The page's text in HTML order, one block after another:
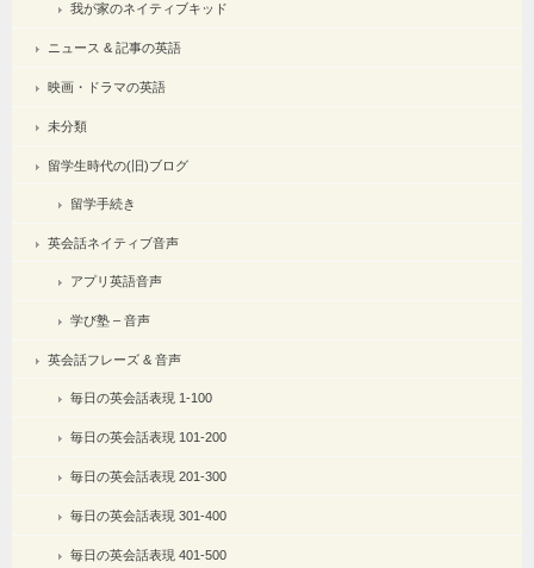
我が家のネイティブキッド
ニュース & 記事の英語
映画・ドラマの英語
未分類
留学生時代の(旧)ブログ
留学手続き
英会話ネイティブ音声
アプリ英語音声
学び塾 – 音声
英会話フレーズ & 音声
毎日の英会話表現 1-100
毎日の英会話表現 101-200
毎日の英会話表現 201-300
毎日の英会話表現 301-400
毎日の英会話表現 401-500